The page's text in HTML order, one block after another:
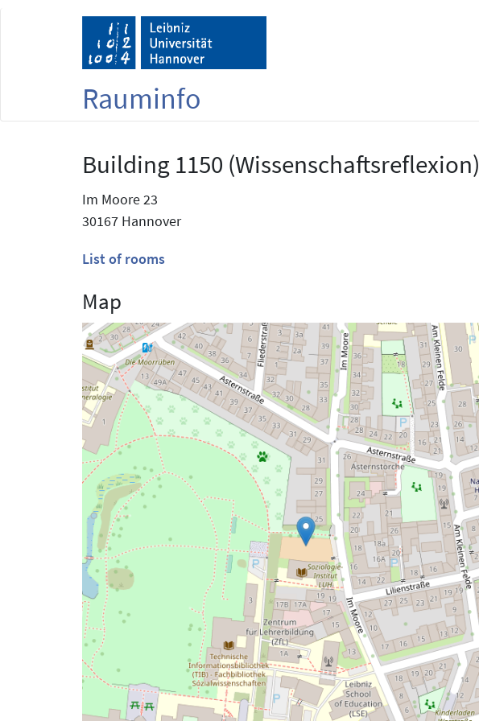
Rauminfo
Building 1150 (Wissenschaftsreflexion)
Im Moore 23
30167 Hannover
List of rooms
Map